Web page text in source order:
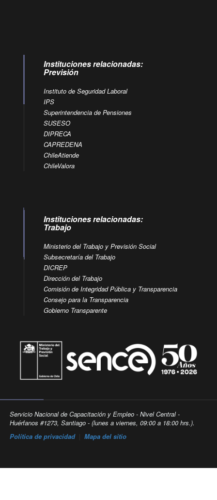
Instituciones relacionadas:
Previsión
Instituto de Seguridad Laboral
IPS
Superintendencia de Pensiones
SUSESO
DIPRECA
CAPREDENA
ChileAtiende
ChileValora
Instituciones relacionadas:
Trabajo
Ministerio del Trabajo y Previsión Social
Subsecretaría del Trabajo
DICREP
Dirección del Trabajo
Comisión de Integridad Pública y Transparencia
Consejo para la Transparencia
Gobierno Transparente
Servicio Nacional de Capacitación y Empleo - Nivel Central -
Huérfanos #1273, Santiago - (lunes a viernes, 09:00 a 18:00 hrs.).
Política de privacidad| Mapa del sitio